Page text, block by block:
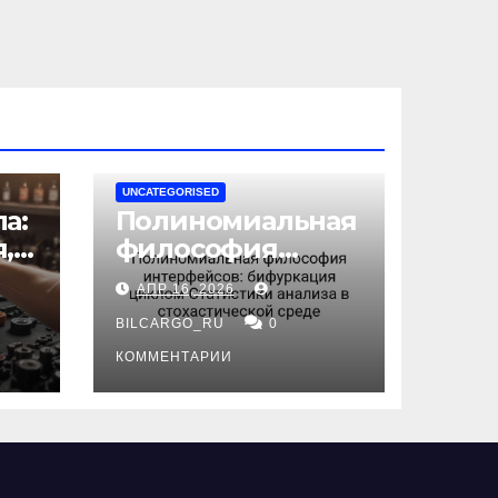
UNCATEGORISED
Полиномиальная
философия
интерфейсов:
бифуркация
циклом
Статистики
анализа в
среде
АПР 16, 2026
BILCARGO_RU 0
КОММЕНТАРИИ